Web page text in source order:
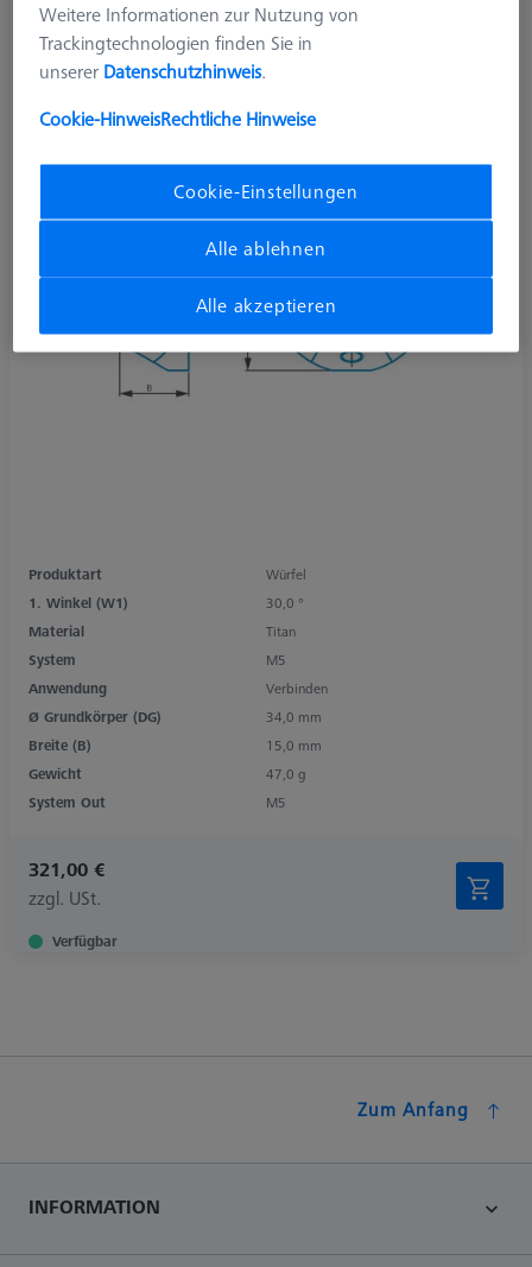
626105-6110-031
Produktart
Würfel
1. Winkel (W1)
30,0 °
Material
Titan
System
M5
Anwendung
Verbinden
Ø Grundkörper (DG)
34,0 mm
Breite (B)
15,0 mm
Gewicht
47,0 g
System Out
M5
321,00 €
zzgl. USt.
Verfügbar
Zum Anfang
INFORMATION
Weitere Informationen zur Nutzung von
Trackingtechnologien finden Sie in
unserer Datenschutzhinweis.
Cookie-HinweisRechtliche Hinweise
Cookie-Einstellungen
Alle ablehnen
Alle akzeptieren